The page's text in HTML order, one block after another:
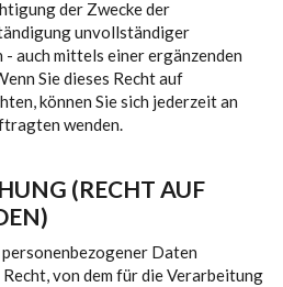
der Zwecke der
unvollständiger
auch mittels einer ergänzenden
Sie dieses Recht auf
können Sie sich jederzeit an
wenden.
(RECHT AUF
Daten
von dem für die Verarbeitung